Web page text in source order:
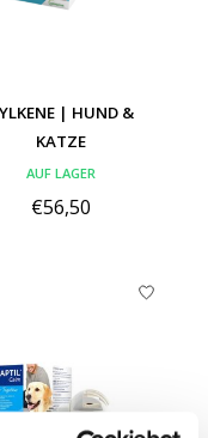
| HUND &
KATZE
AUF LAGER
€56,50